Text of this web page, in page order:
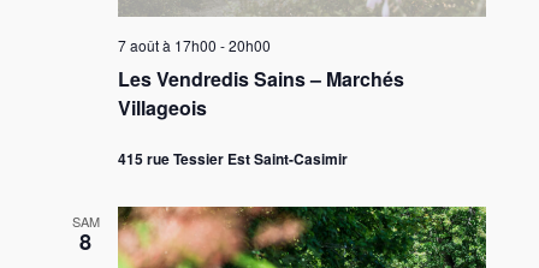
Les Vendredis Sains – Marchés
Villageois
7 août à 17h00 -20h00
415 rue Tessier Est Saint-Casimir
SAM
8